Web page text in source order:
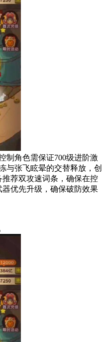
制角色需保证700级进阶激
与张飞眩晕的交替释放，创
荐双攻速词条，确保在控
优先升级，确保破防效果